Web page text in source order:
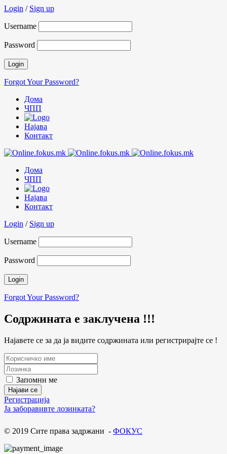
Login / Sign up
Username
Password
Forgot Your Password?
Дома
ЧПП
Најава
Контакт
Дома
ЧПП
Најава
Контакт
Login / Sign up
Username
Password
Forgot Your Password?
Содржината е заклучена !!!
Најавете се за да ја видите содржината или регистрирајте се !
Запомни ме
Регистрација
Ја заборавивте лозинката?
© 2019 Сите права задржани - ФОКУС